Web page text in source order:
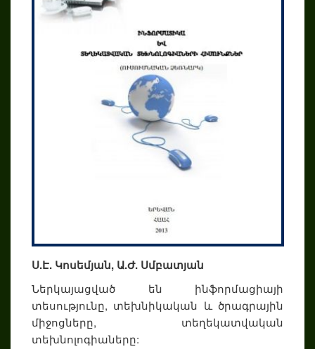
Ս.Է. Կոսեմյան, Ա.Ժ. Սմբատյան
Ներկայացված են ինֆորմացիայի
տեսությունը, տեխնիկական և ծրագրային
միջոցները, տեղեկատվական
տեխնոլոգիաները: